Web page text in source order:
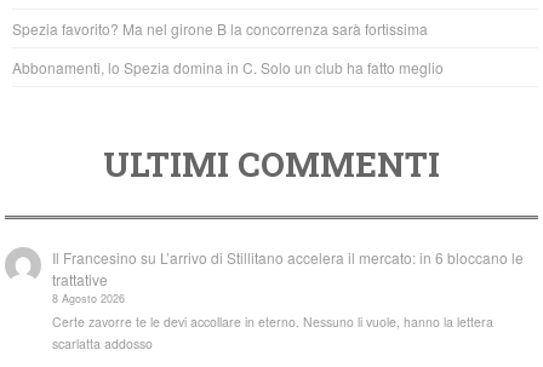
k
Spezia favorito? Ma nel girone B la concorrenza sarà fortissima
Abbonamenti, lo Spezia domina in C. Solo un club ha fatto meglio
ULTIMI COMMENTI
Il Francesino su L’arrivo di Stillitano accelera il mercato: in 6 bloccano le
trattative
8 Agosto 2026
Certe zavorre te le devi accollare in eterno. Nessuno li vuole, hanno la lettera
scarlatta addosso